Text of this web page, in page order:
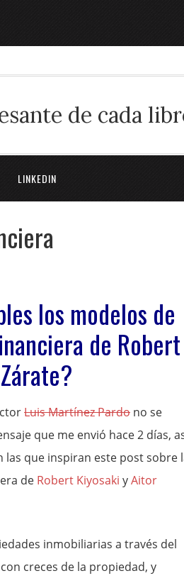
de cada
LINKEDIN
los modelos de
de Robert
Luis Martínez Pardo no se
que me envió hace 2 días,
las que inspiran este post sobre
de Robert Kiyosaki yAitor
inmobiliarias a través del
creces de la propiedad, y